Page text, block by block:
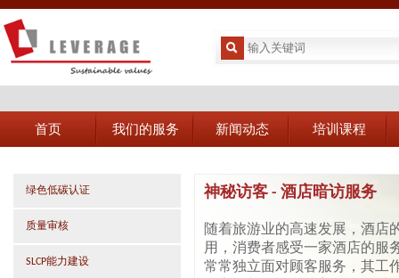
首页 我们的服务 新闻动态 培训课程
绿色低碳认证
质量审核
SLCP能力建设
神秘访客 - 酒店暗访服务
随着旅游业的高速发展，酒店
用，消费者感受一家酒店的服
常常独立面对顾客服务，其工